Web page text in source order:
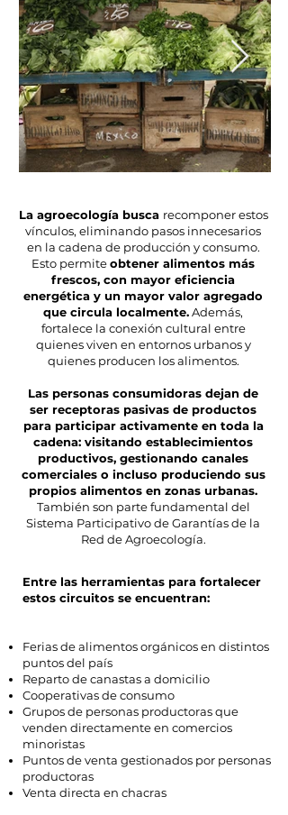
La agroecología busca recomponer estos
vínculos, eliminando pasos innecesarios
en la cadena de producción y consumo.
Esto permiteobtener alimentos más
frescos, con mayor eficiencia
energética y un mayor valor agregado
que circula localmente.Además,
fortalece la conexión cultural entre
quienes viven en entornos urbanos y
quienes producen los alimentos.
Las personas consumidoras dejan de
ser receptoras pasivas de productos
para participar activamente en toda la
cadena: visitando establecimientos
productivos, gestionando canales
comerciales o incluso produciendo sus
propios alimentos en zonas urbanas.
También son parte fundamental del
Sistema Participativo de Garantías de la
Red de Agroecología.
​Entre las herramientas para fortalecer
estos circuitos se encuentran:
Ferias de alimentos orgánicos en distintos
puntos del país
Reparto de canastas a domicilio
Cooperativas de consumo
Grupos de personas productoras que
venden directamente en comercios
minoristas
Puntos de venta gestionados por personas
productoras
Venta directa en chacras